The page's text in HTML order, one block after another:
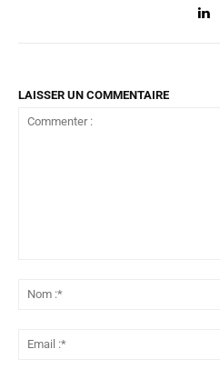
LAISSER UN COMMENTAIRE